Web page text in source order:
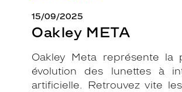
15/09/2025
Oakley META
Oakley Meta représente la
évolution des lunettes à
artificielle. Retrouvez vite